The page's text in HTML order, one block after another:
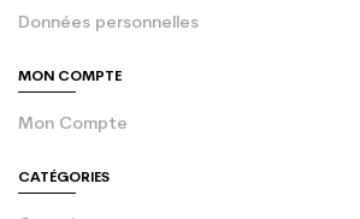
Données personnelles
MON COMPTE
Mon Compte
CATÉGORIES